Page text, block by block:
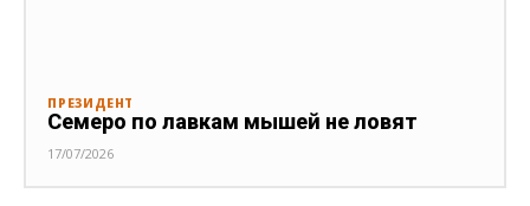
ПРЕЗИДЕНТ
Семеро по лавкам мышей не ловят
17/07/2026